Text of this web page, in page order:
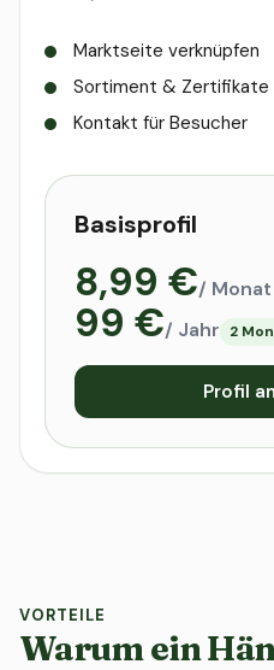
Marktseite verknüpfen
Sortiment & Zertifikate
Kontakt für Besucher
Basisprofil
8,99 €/ Monat
99 €/ Jahr 2
Profil
VORTEILE
Warum ein